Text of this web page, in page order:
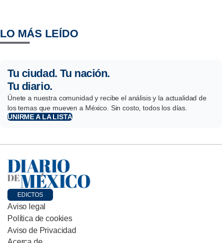
LO MÁS LEÍDO
Tu ciudad. Tu nación.
Tu diario.
Únete a nuestra comunidad y recibe el análisis y la actualidad de
los temas que mueven a México. Sin costo, todos los días.
UNIRME A LA LISTA
EDICTOS
Aviso legal
Política de cookies
Aviso de Privacidad